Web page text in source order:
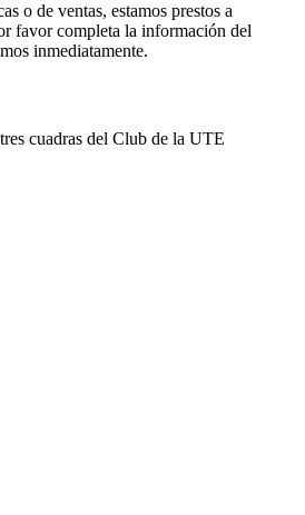
o de ventas, estamos prestos a
favor completa la información del
inmediatamente.
cuadras del Club de la UTE